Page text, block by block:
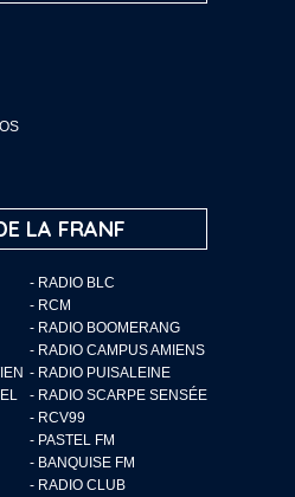
LA FRANF
- RADIO BLC
- RCM
- RADIO BOOMERANG
- RADIO CAMPUS AMIENS
- RADIO PUISALEINE
- RADIO SCARPE SENSÉE
- RCV99
- PASTEL FM
- BANQUISE FM
- RADIO CLUB